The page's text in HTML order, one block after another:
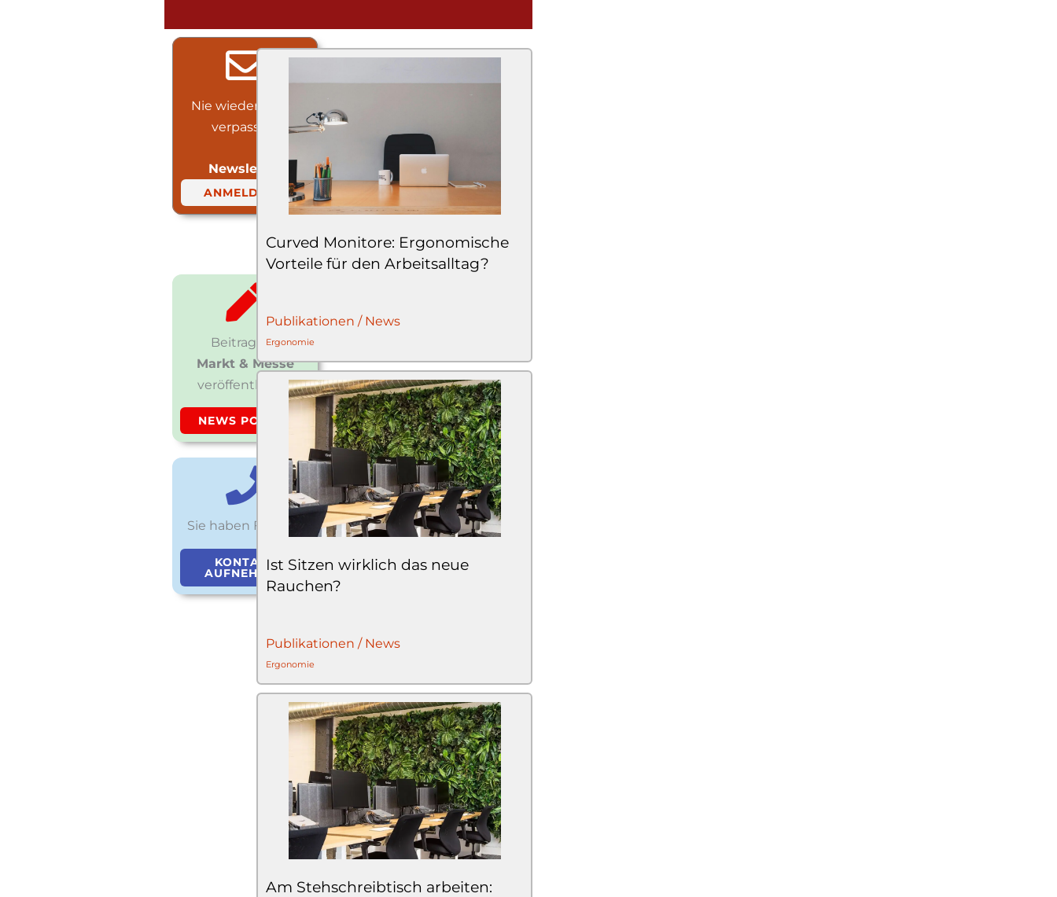
Nie wieder etwas
verpassen!
Newsletter
ANMELDUNG
Beitrag auf
Markt & Messe
veröffentlichen
NEWS POSTEN
Sie haben Fragen?
KONTAKT
AUFNEHMEN
Curved Monitore: Ergonomische
Vorteile für den Arbeitsalltag?
Publikationen / News
Ergonomie
Ist Sitzen wirklich das neue
Rauchen?
Publikationen / News
Ergonomie
Am Stehschreibtisch arbeiten: